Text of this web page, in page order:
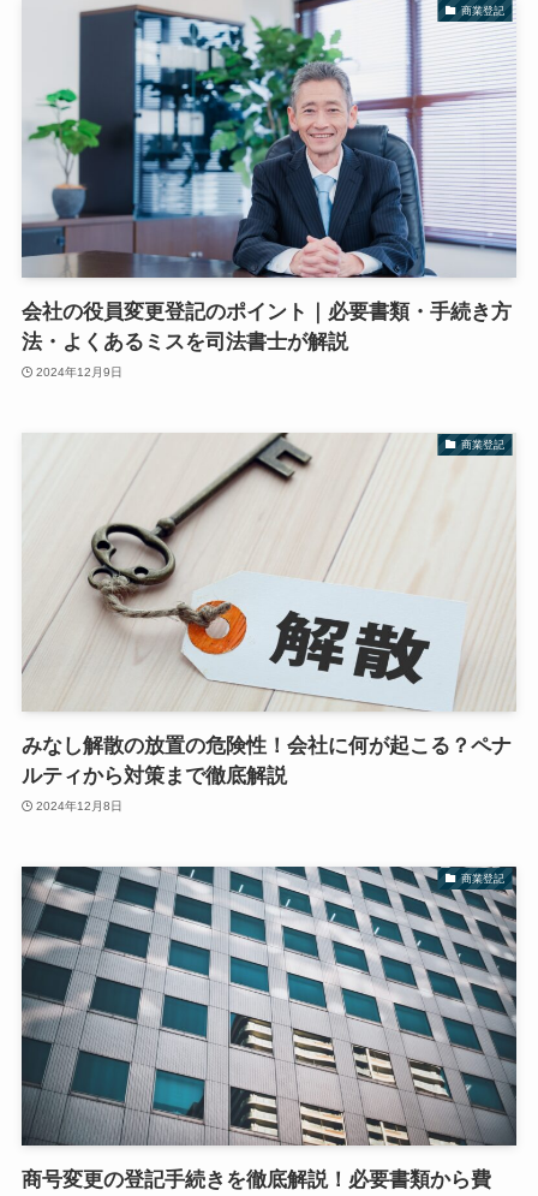
商業登記
会社の役員変更登記のポイント｜必要書類・手続き方
法・よくあるミスを司法書士が解説
2024年12月9日
商業登記
みなし解散の放置の危険性！会社に何が起こる？ペナ
ルティから対策まで徹底解説
2024年12月8日
商業登記
商号変更の登記手続きを徹底解説！必要書類から費